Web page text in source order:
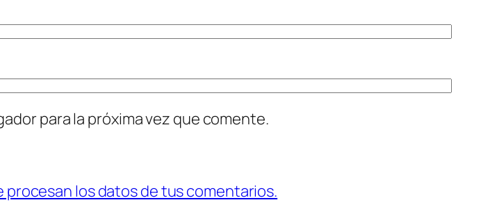
para la próxima vez que comente.
procesan los datos de tus comentarios.